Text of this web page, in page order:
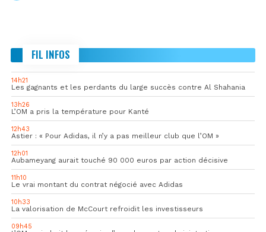
FIL INFOS
14h21
Les gagnants et les perdants du large succès contre Al Shahania
13h26
L’OM a pris la température pour Kanté
12h43
Astier : « Pour Adidas, il n’y a pas meilleur club que l’OM »
12h01
Aubameyang aurait touché 90 000 euros par action décisive
11h10
Le vrai montant du contrat négocié avec Adidas
10h33
La valorisation de McCourt refroidit les investisseurs
09h45